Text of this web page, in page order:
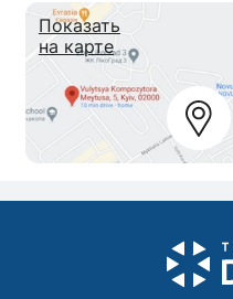
Показать
на карте